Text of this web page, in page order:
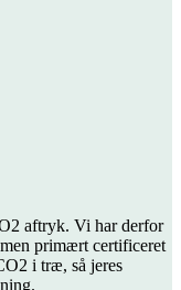
aftryk. Vi har derfor
primært certificeret
i træ, så jeres